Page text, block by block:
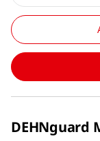
DEHNguard